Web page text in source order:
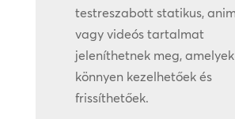
testreszabott statikus,
vagy videós tartalmat
jeleníthetnek meg, amelyek
könnyen kezelhetőek és
frissíthetőek.